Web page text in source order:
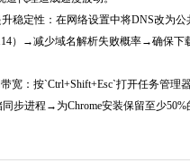
稳定性：在网络设置中将DNS改为公
）→减少域名解析失败概率→确保下
宽：按`Ctrl+Shift+Esc`打开任务管理
步进程→为Chrome安装保留至少50%